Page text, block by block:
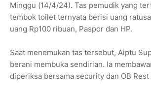
Minggu (14/4/24). Tas pemudik yang
tembok toilet ternyata berisi uang
uang Rp100 ribuan, Paspor dan HP.
Saat menemukan tas tersebut, Aiptu
berani membuka sendirian. Ia
diperiksa bersama security dan OB Rest